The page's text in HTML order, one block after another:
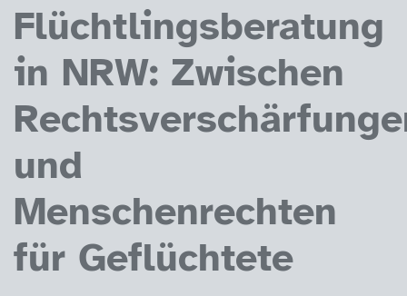
Flüchtlingsberatung
in NRW: Zwischen
und
Menschenrechten
für Geflüchtete